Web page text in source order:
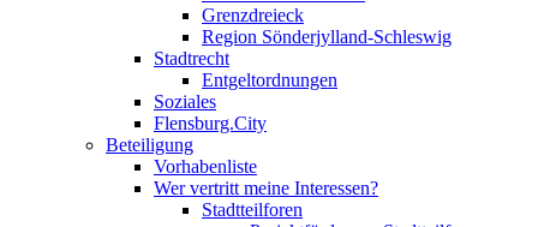
Grenzdreieck
Region Sönderjylland-Schleswig
Stadtrecht
Entgeltordnungen
Soziales
Flensburg.City
Beteiligung
Vorhabenliste
Wer vertritt meine Interessen?
Stadtteilforen